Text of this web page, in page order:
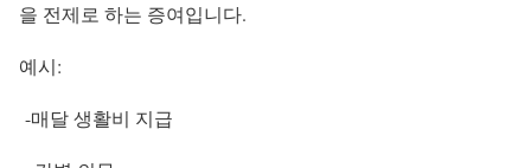
을 전제로 하는 증여입니다.
예시:
-매달 생활비 지급